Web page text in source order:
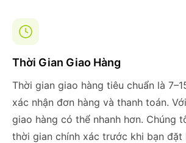
Thời Gian Giao Hàng
Thời gian giao hàng tiêu chuẩn là
xác nhận đơn hàng và thanh toán.
giao hàng có thể nhanh hơn. Chúng
thời gian chính xác trước khi bạn đặt